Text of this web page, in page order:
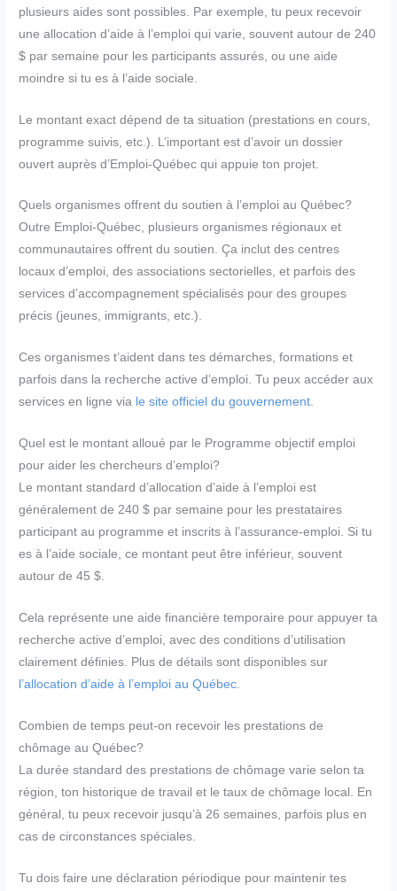
plusieurs aides sont possibles. Par exemple, tu peux recevoir
une allocation d’aide à l’emploi qui varie, souvent autour de 240
$ par semaine pour les participants assurés, ou une aide
moindre si tu es à l’aide sociale.
Le montant exact dépend de ta situation (prestations en cours,
programme suivis, etc.). L’important est d’avoir un dossier
ouvert auprès d’Emploi-Québec qui appuie ton projet.
Quels organismes offrent du soutien à l’emploi au Québec?
Outre Emploi-Québec, plusieurs organismes régionaux et
communautaires offrent du soutien. Ça inclut des centres
locaux d’emploi, des associations sectorielles, et parfois des
services d’accompagnement spécialisés pour des groupes
précis (jeunes, immigrants, etc.).
Ces organismes t’aident dans tes démarches, formations et
parfois dans la recherche active d’emploi. Tu peux accéder aux
services en ligne via le site officiel du gouvernement.
Quel est le montant alloué par le Programme objectif emploi
pour aider les chercheurs d’emploi?
Le montant standard d’allocation d’aide à l’emploi est
généralement de 240 $ par semaine pour les prestataires
participant au programme et inscrits à l’assurance-emploi. Si tu
es à l’aide sociale, ce montant peut être inférieur, souvent
autour de 45 $.
Cela représente une aide financière temporaire pour appuyer ta
recherche active d’emploi, avec des conditions d’utilisation
clairement définies. Plus de détails sont disponibles sur
l’allocation d’aide à l’emploi au Québec.
Combien de temps peut-on recevoir les prestations de
chômage au Québec?
La durée standard des prestations de chômage varie selon ta
région, ton historique de travail et le taux de chômage local. En
général, tu peux recevoir jusqu’à 26 semaines, parfois plus en
cas de circonstances spéciales.
Tu dois faire une déclaration périodique pour maintenir tes